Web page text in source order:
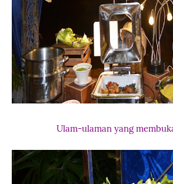
Ulam-ulaman yang